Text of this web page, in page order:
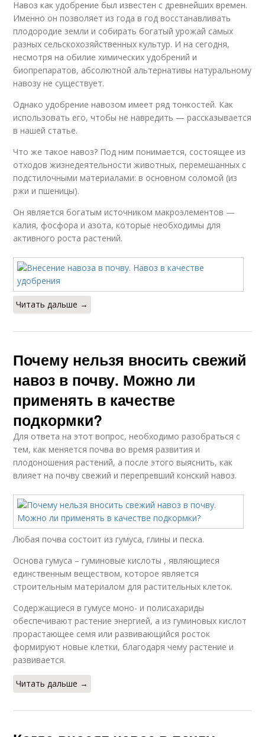
Навоз как удобрение был известен с древнейших времен.
Именно он позволяет из года в год восстанавливать
плодородие земли и собирать богатый урожай самых
разных сельскохозяйственных культур. И на сегодня,
несмотря на обилие химических удобрений и
биопрепаратов, абсолютной альтернативы натуральному
навозу не существует.
Однако удобрение навозом имеет ряд тонкостей. Как
использовать его, чтобы не навредить — рассказывается
в нашей статье.
Что же такое навоз? Под ним понимается, состоящее из
отходов жизнедеятельности животных, перемешанных с
подстилочными материалами: в основном соломой (из
ржи и пшеницы).
Он является богатым источником макроэлементов —
калия, фосфора и азота, которые необходимы для
активного роста растений.
Читать дальше →
Почему нельзя вносить свежий
навоз в почву. Можно ли
применять в качестве
подкормки?
Для ответа на этот вопрос, необходимо разобраться с
тем, как меняется почва во время развития и
плодоношения растений, а после этого выяснить, как
влияет на почву свежий и перепревший конский навоз.
Любая почва состоит из гумуса, глины и песка.
Основа гумуса – гуминовые кислоты , являющиеся
единственным веществом, которое является
строительным материалом для растительных клеток.
Содержащиеся в гумусе моно- и полисахариды
обеспечивают растение энергией, а из гуминовых кислот
прорастающее семя или развивающийся росток
формируют новые клетки, благодаря чему растение и
развивается.
Читать дальше →